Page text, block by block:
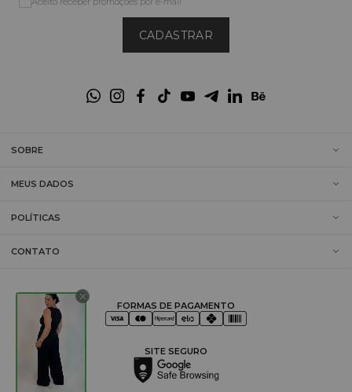
CADASTRAR
SOBRE
MEUS DADOS
POLÍTICAS
CONTATO
FORMAS DE PAGAMENTO
SITE SEGURO